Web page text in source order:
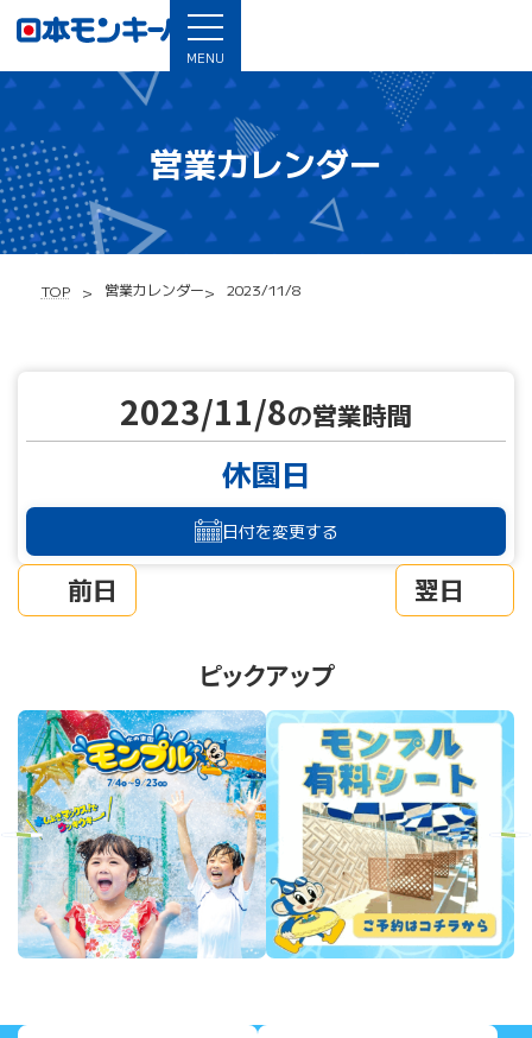
MENU
営業カレンダー
TOP 営業カレンダー 2023/11/8
前日
2023/11/8の営業時間
休園日
日付を変更する
翌日
ピックアップ
Next